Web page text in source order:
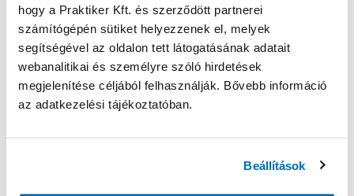
hogy a Praktiker Kft. és szerződött partnerei
számítógépén sütiket helyezzenek el, melyek
segítségével az oldalon tett látogatásának adatait
webanalitikai és személyre szóló hirdetések
megjelenítése céljából felhasználják. Bővebb információ
az adatkezelési tájékoztatóban.
Beállítások